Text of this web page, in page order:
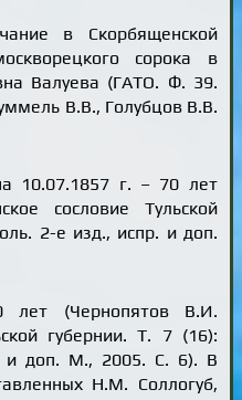
в Скорбященской
сорока в
Валуева (ГАТО. Ф. 39.
В.В., Голубцов В.В.
10.07.1857 г. – 70 лет
сословие Тульской
2-е изд., испр. и доп.
лет (Чернопятов В.И.
губернии. Т. 7 (16):
и доп. М., 2005. С. 6). В
Н.М. Соллогуб,